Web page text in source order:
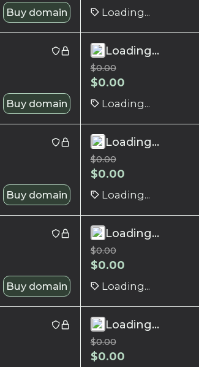
Buy domain Loading...
Buy domain
Loading...
$0.00
$0.00
Loading...
Buy domain
Loading...
$0.00
$0.00
Loading...
Buy domain
Loading...
$0.00
$0.00
Loading...
Loading...
$0.00
$0.00